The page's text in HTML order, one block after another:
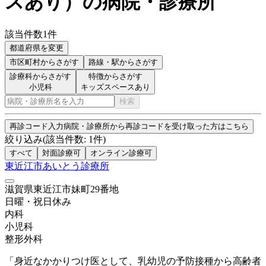
該当件数1件
都道府県を変更
市区町村からさがす 路線・駅からさがす
診療科からさがす
小児科
特徴からさがす
キッズスペースあり
検索
再診コード入力病院・診療所から再診コードを受け取った方はこちら
絞り込み(該当件数: 1件)
すべて 対面診療可 オンライン診療可
東近江市あいとう診療所
滋賀県東近江市妹町29番地
日曜・祝日 休み
内科
小児科
整形外科
「身近なかかりつけ医として、乳幼児の予防接種から高齢者